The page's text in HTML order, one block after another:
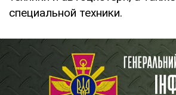
специальной техники.